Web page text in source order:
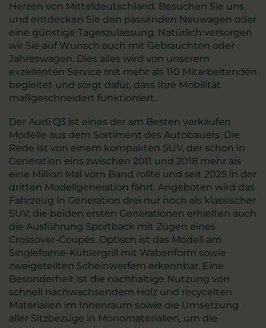
Herzen von Mitteldeutschland. Besuchen Sie uns
und entdecken Sie den passenden Neuwagen oder
eine günstige Tageszulassung. Natürlich versorgen
wir Sie auf Wunsch auch mit Gebrauchten oder
Jahreswagen. Dies alles wird von unserem
exzellenten Service mit mehr als 110 Mitarbeitenden
begleitet und sorgt dafür, dass Ihre Mobilität
maßgeschneidert funktioniert.
Der Audi Q3 ist eines der am Besten verkaufen
Modelle aus dem Sortiment des Autobauers. Die
Rede ist von einem kompakten SUV, der schon in
Generation eins zwischen 2011 und 2018 mehr als
eine Million Mal vom Band rollte und seit 2025 in der
dritten Modellgeneration fährt. Angeboten wird das
Fahrzeug in Generation drei nur noch als klassischer
SUV, die beiden ersten Generationen erhielten auch
die Ausführung Sportback mit Zügen eines
Crossover-Coupés. Optisch ist das Modell am
Singleframe-Kühlergrill mit Wabenform sowie
zweigeteilten Scheinwerfern erkennbar. Eine
Besonderheit ist die nachhaltige Nutzung von
schnell nachwachsendem Holz und recycelten
Materialien im Innenraum sowie die Umsetzung
aller Sitzbezüge in Monomaterialien, um die